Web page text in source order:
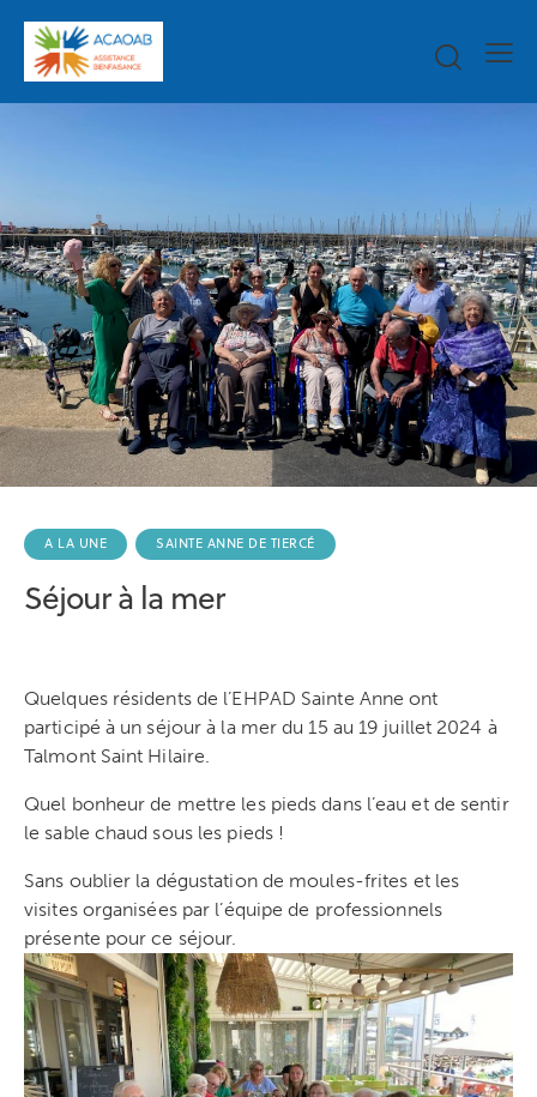
A LA UNE SAINTE ANNE DE TIERCÉ
Séjour à la mer
Quelques résidents de l’EHPAD Sainte Anne ont
participé à un séjour à la mer du 15 au 19 juillet 2024 à
Talmont Saint Hilaire.
Quel bonheur de mettre les pieds dans l’eau et de sentir
le sable chaud sous les pieds !
Sans oublier la dégustation de moules-frites et les
visites organisées par l’équipe de professionnels
présente pour ce séjour.